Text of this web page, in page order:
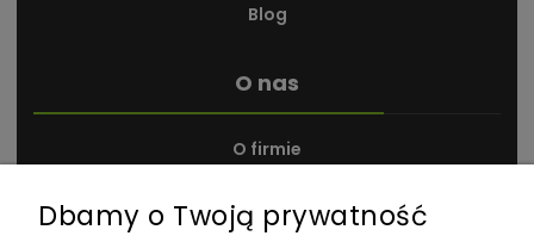
Blog
O nas
O firmie
Kontakt i dane firmy
Dbamy o Twoją prywatność